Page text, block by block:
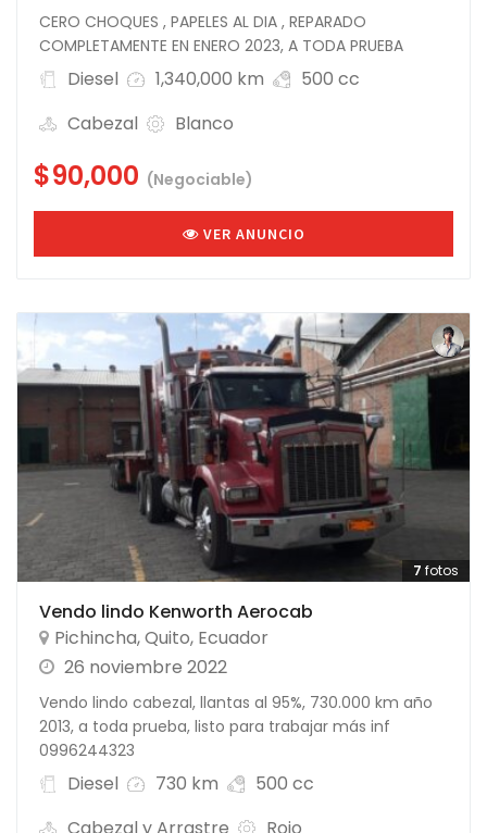
CERO CHOQUES , PAPELES AL DIA , REPARADO
COMPLETAMENTE EN ENERO 2023, A TODA PRUEBA
Diesel 1,340,000 km
500 cc
Cabezal
Blanco
$90,000 (Negociable)
VER ANUNCIO
7 fotos
Vendo lindo Kenworth Aerocab
Pichincha,Quito, Ecuador
26 noviembre 2022
Vendo lindo cabezal, llantas al 95%, 730.000 km año
2013, a toda prueba, listo para trabajar más inf
0996244323
Diesel 730 km
500 cc